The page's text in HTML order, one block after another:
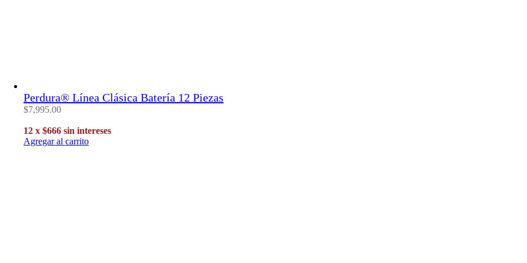
Perdura® Lí­nea Clásica Baterí­a 12 Piezas
$7,995.00
12 x $666 sin intereses
Agregar al carrito